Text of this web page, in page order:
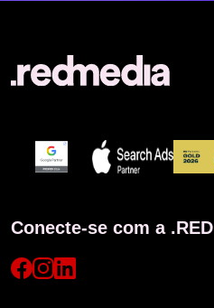
Conecte-se com a .RED